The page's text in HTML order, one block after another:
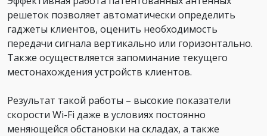
решеток позволяет автоматически определить
гаджеты клиентов, оценить необходимость
передачи сигнала вертикально или горизонтально.
Также осуществляется запоминание текущего
местонахождения устройств клиентов.
Результат такой работы – высокие показатели
скорости Wi-Fi даже в условиях постоянно
меняющейся обстановки на складах, а также